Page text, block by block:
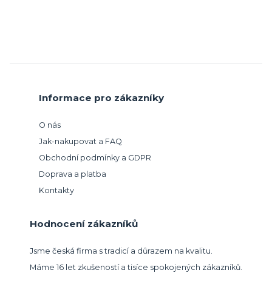
Informace pro zákazníky
O nás
Jak-nakupovat a FAQ
Obchodní podmínky a GDPR
Doprava a platba
Kontakty
Hodnocení zákazníků
Jsme česká firma s tradicí a důrazem na kvalitu.
Máme 16 let zkušeností a tisíce spokojených zákazníků.